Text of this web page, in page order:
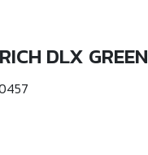
DLX GREEN